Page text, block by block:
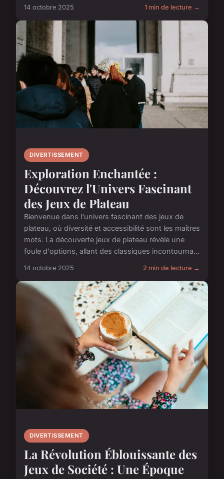
14 octobre 2025 1 min de lecture →
DIVERTISSEMENT
Exploration Enchantée :
Découvrez l'Univers Fascinant
des Jeux de Plateau
Bienvenue dans l'univers fascinant des jeux de
plateau, où diversité et accessibilité sont les maîtres
mots. La découverte jeux de plateau révèle une
foule d'options, allant des classiques incontourna...
14 octobre 2025 2 min de lecture →
DIVERTISSEMENT
La Révolution Éblouissante des
Jeux de Société : Une Époque